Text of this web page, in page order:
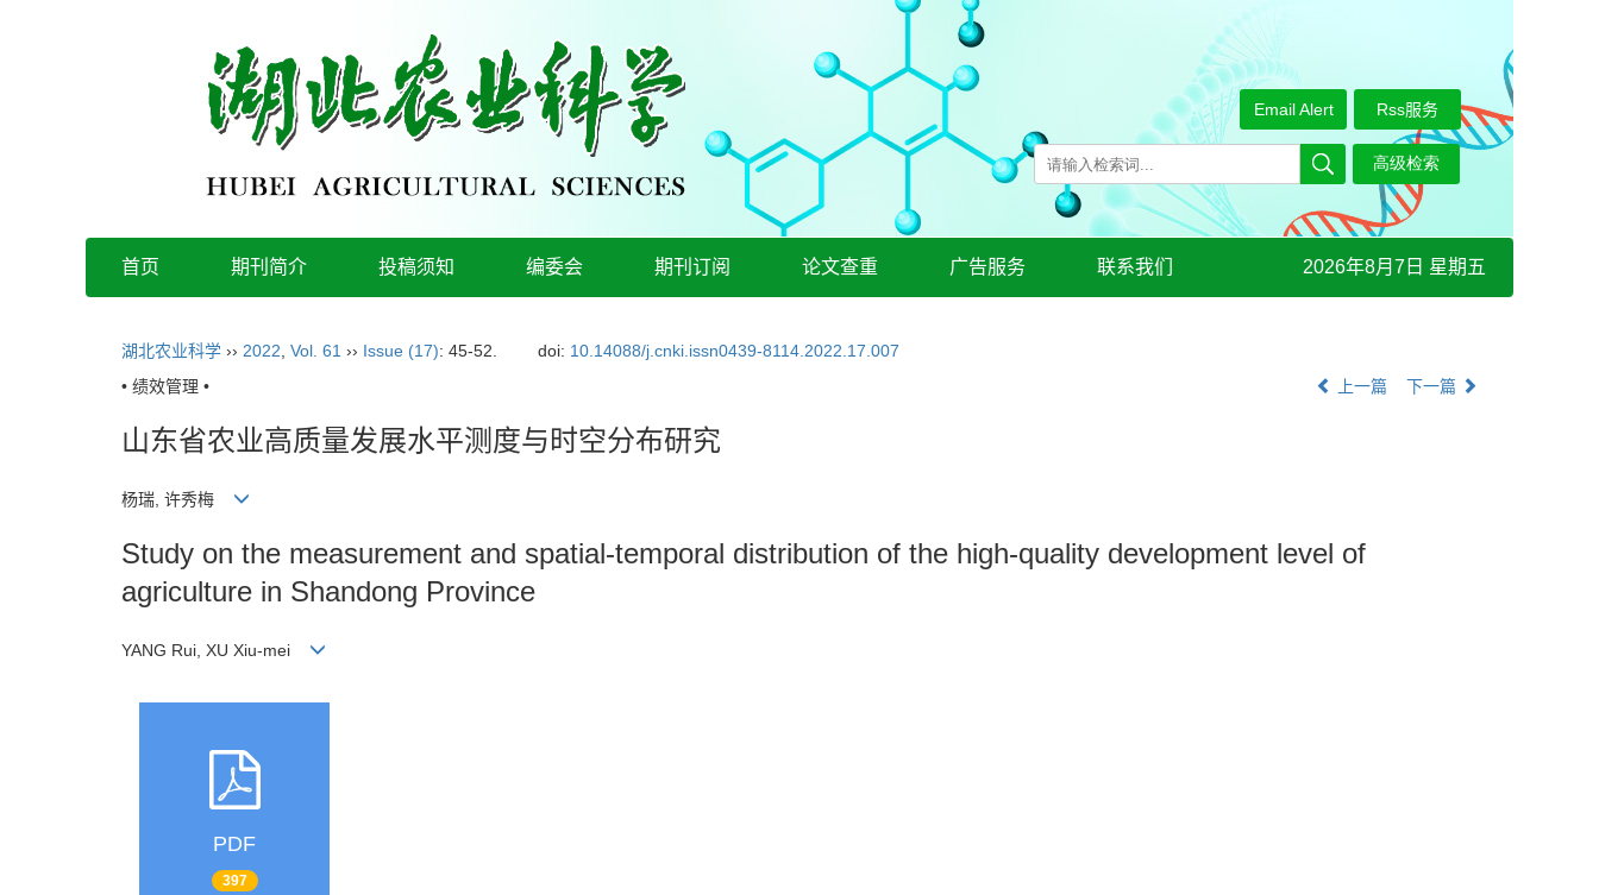
Rss服务
Email Alert
首页 期刊简介 投稿须知 编委会 期刊订阅 论文查重 广告服务 联系我们 2026年8月7日 星期五
湖北农业科学 ›› 2022 Vol. 61 ›› Issue (17): 45-52. doi: 10.14088/j.cnki.issn0439-8114.2022.17.007
• 绩效管理 •
上一篇 下一篇
山东省农业高质量发展水平测度与时空分布研究
杨瑞, 许秀梅
Study on the measurement and spatial-temporal distribution of the high-quality development level of
agriculture in Shandong Province
YANG Rui, XU Xiu-mei
PDF
397